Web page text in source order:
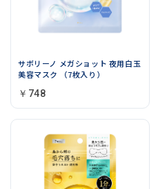
サボリーノ メガショット 夜用白玉
美容マスク （7枚入り）
￥748